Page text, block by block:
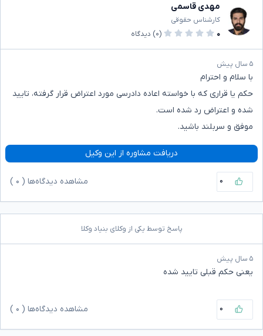
مهدی قاسمی
کارشناس حقوقی
۰
(۰) دیدگاه
۵ سال پیش
با سلام و احترام
حکم یا قراری که با خواسته اعاده دادرسی مورد اعتراض قرار گرفته، تایید
شده و اعتراض رد شده است.
موفق و سربلند باشید.
دریافت مشاوره از این وکیل
۰ مشاهده دیدگاه‌ها ( ۰
پاسخ توسط یکی از وکلای بنیاد وکلا
۵ سال پیش
یعنی حکم قبلی تایید شده
۰ مشاهده دیدگاه‌ها ( ۰